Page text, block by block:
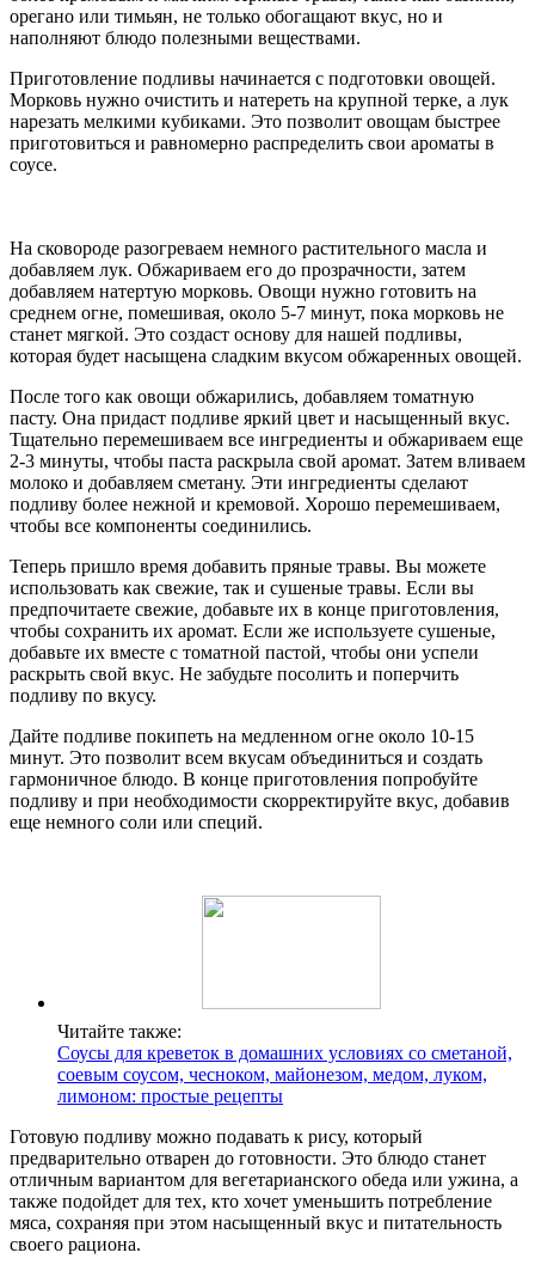
орегано или тимьян, не только обогащают вкус, но и
наполняют блюдо полезными веществами.
Приготовление подливы начинается с подготовки овощей.
Морковь нужно очистить и натереть на крупной терке, а лук
нарезать мелкими кубиками. Это позволит овощам быстрее
приготовиться и равномерно распределить свои ароматы в
соусе.
На сковороде разогреваем немного растительного масла и
добавляем лук. Обжариваем его до прозрачности, затем
добавляем натертую морковь. Овощи нужно готовить на
среднем огне, помешивая, около 5-7 минут, пока морковь не
станет мягкой. Это создаст основу для нашей подливы,
которая будет насыщена сладким вкусом обжаренных овощей.
После того как овощи обжарились, добавляем томатную
пасту. Она придаст подливе яркий цвет и насыщенный вкус.
Тщательно перемешиваем все ингредиенты и обжариваем еще
2-3 минуты, чтобы паста раскрыла свой аромат. Затем вливаем
молоко и добавляем сметану. Эти ингредиенты сделают
подливу более нежной и кремовой. Хорошо перемешиваем,
чтобы все компоненты соединились.
Теперь пришло время добавить пряные травы. Вы можете
использовать как свежие, так и сушеные травы. Если вы
предпочитаете свежие, добавьте их в конце приготовления,
чтобы сохранить их аромат. Если же используете сушеные,
добавьте их вместе с томатной пастой, чтобы они успели
раскрыть свой вкус. Не забудьте посолить и поперчить
подливу по вкусу.
Дайте подливе покипеть на медленном огне около 10-15
минут. Это позволит всем вкусам объединиться и создать
гармоничное блюдо. В конце приготовления попробуйте
подливу и при необходимости скорректируйте вкус, добавив
еще немного соли или специй.
Читайте также:
Соусы для креветок в домашних условиях со сметаной,
соевым соусом, чесноком, майонезом, медом, луком,
лимоном: простые рецепты
Готовую подливу можно подавать к рису, который
предварительно отварен до готовности. Это блюдо станет
отличным вариантом для вегетарианского обеда или ужина, а
также подойдет для тех, кто хочет уменьшить потребление
мяса, сохраняя при этом насыщенный вкус и питательность
своего рациона.